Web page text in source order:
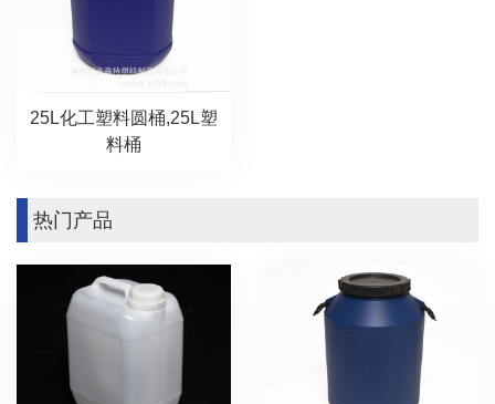
25L化工塑料圆桶,25L塑
料桶
热门产品